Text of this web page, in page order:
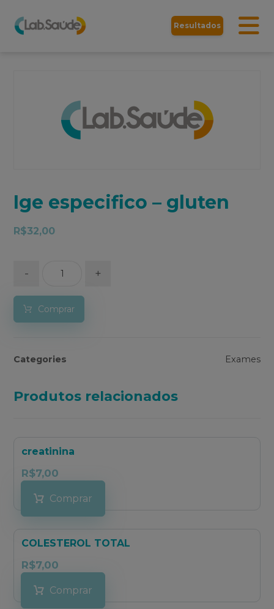
Resultados
Ige especifico – gluten
R$32,00
- +
Comprar
Categories Exames
Produtos relacionados
creatinina
R$7,00
Comprar
COLESTEROL TOTAL
R$7,00
Comprar